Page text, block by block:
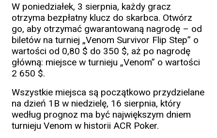
W poniedziałek, 3 sierpnia, każdy gracz
otrzyma bezpłatny klucz do skarbca. Otwórz
go, aby otrzymać gwarantowaną nagrodę – od
biletów na turniej „Venom Survivor Flip Step” o
wartości od 0,80 $ do 350 $, aż po nagrodę
główną: miejsce w turnieju „Venom” o wartości
2 650 $.
Wszystkie miejsca są początkowo przydzielane
na dzień 1B w niedzielę, 16 sierpnia, który
według prognoz ma być największym dniem
turnieju Venom w historii ACR Poker.